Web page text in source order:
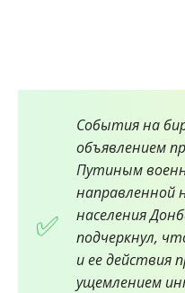
События на
объявлением
Путиным
направленной
населения
подчеркнул,
и ее действия
ущемлением